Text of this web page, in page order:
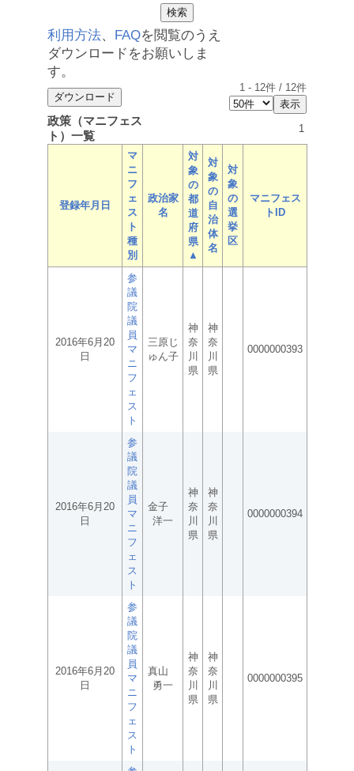
利用方法、 FAQを閲覧のうえ
ダウンロードをお願いしま
す。
1 - 12件 / 12件
政策（マニフェス
ト）一覧
1
登録年月日
マ
ニ
フ
ェ
ス
ト
種
別
政治家
名
対
象
の
都
道
府
県
▲
対
象
の
自
治
体
名
対
象
の
選
挙
区
マニフェス
トID
2016年6月20
日
参
議
院
議
員
マ
ニ
フ
ェ
ス
ト
三原じ
ゅん子
神
奈
川
県
神
奈
川
県
0000000393
2016年6月20
日
参
議
院
議
員
マ
ニ
フ
ェ
ス
ト
金子
洋一
神
奈
川
県
神
奈
川
県
0000000394
2016年6月20
日
参
議
院
議
員
マ
ニ
フ
ェ
ス
ト
真山
勇一
神
奈
川
県
神
奈
川
県
0000000395